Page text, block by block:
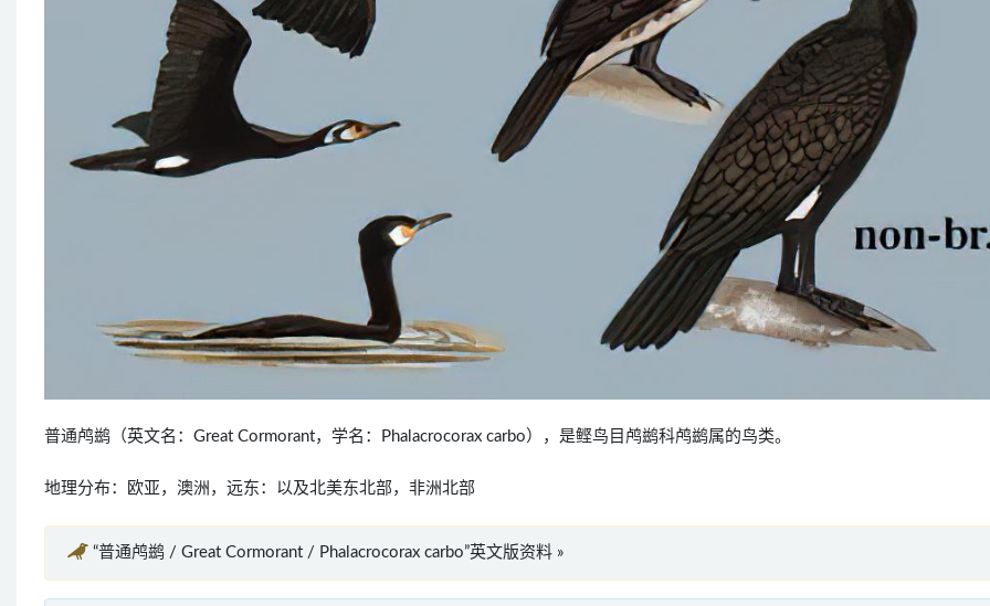
普通鸬鹚（英文名：Great Cormorant，学名：Phalacrocorax carbo），是鲣鸟目鸬鹚科鸬鹚属的鸟类。
地理分布：欧亚，澳洲，远东：以及北美东北部，非洲北部
“普通鸬鹚 / Great Cormorant / Phalacrocorax carbo”英文版资料 »